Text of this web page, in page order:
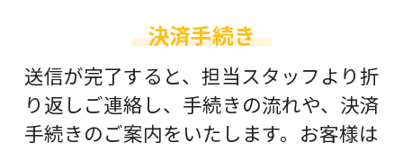
決済手続き
送信が完了すると、担当スタッフより折
り返しご連絡し、手続きの流れや、決済
手続きのご案内をいたします。お客様は